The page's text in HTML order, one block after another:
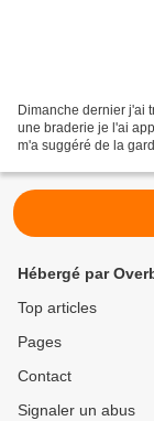
Dimanche dernier j'ai
une braderie je l'ai
m'a suggéré de la
Hébergé par
Top articles
Pages
Contact
Signaler un abus